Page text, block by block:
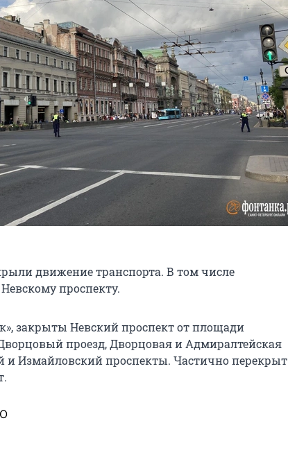
движение транспорта. В том числе
проспекту.
закрыты Невский проспект от площади
проезд, Дворцовая и Адмиралтейская
и Измайловский проспекты. Частично перекрыт